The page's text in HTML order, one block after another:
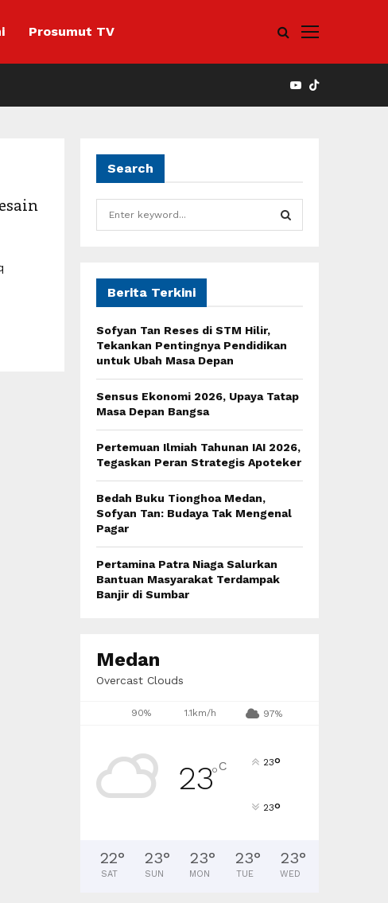
Prosumut TV
YOUTUBE
Search
f
r
:
R
Berita Terkini
Sofyan Tan Reses di STM Hilir,
Tekankan Pentingnya Pendidikan
untuk Ubah Masa Depan
Sensus Ekonomi 2026, Upaya Tatap
Masa Depan Bangsa
Pertemuan Ilmiah Tahunan IAI 2026,
Tegaskan Peran Strategis Apoteker
Bedah Buku Tionghoa Medan,
Sofyan Tan: Budaya Tak Mengenal
Pagar
Pertamina Patra Niaga Salurkan
Bantuan Masyarakat Terdampak
Banjir di Sumbar
Medan
Overcast Clouds
90% 1.1km/h 97%
23°C 23°
23°
22°
SAT
23°
SUN
23°
MON
23°
TUE
23°
WED